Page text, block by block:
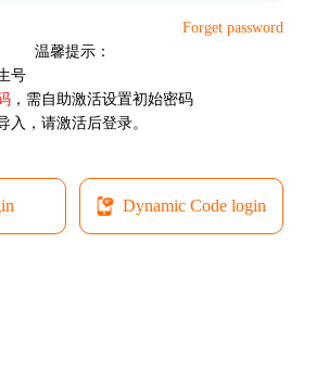
Forget password
温馨提示：
号
，需自助激活设置初始密码
入，请激活后登录。
Dynamic Code login